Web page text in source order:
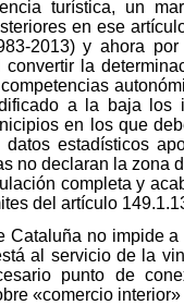
turística, un
en ese
2013) y ahora
la
a la baja los
en los que
estadísticos
no declaran la zona
completa y
del artículo
no impide a
al servicio de la
punto de
«comercio